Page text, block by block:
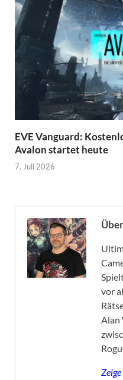
EVE Vanguard:
Avalon startet heute
7. Juli 2026
vor
Alan